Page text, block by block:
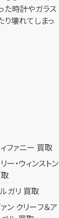
た時計やガラス
壊れてしまっ
ファニー 買取
ー・ウィンストン
ガリ 買取
ン クリーフ＆ア